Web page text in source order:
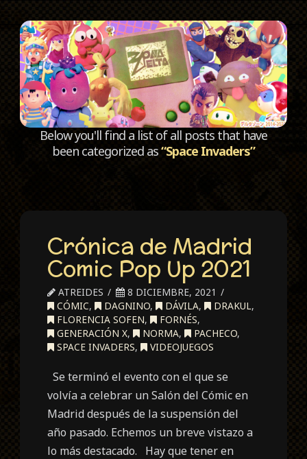
Below you'll find a list of all posts that have
been categorized as“Space Invaders”
Crónica de Madrid
Comic Pop Up 2021
ATREIDES
8 DICIEMBRE, 2021
CÓMIC, DAGNINO, DÁVILA, DRAKUL,
FLORENCIA SOFEN, FORNÉS,
GENERACIÓN X, NORMA, PACHECO,
SPACE INVADERS, VIDEOJUEGOS
Se terminó el evento con el que se
volvía a celebrar un Salón del Cómic en
Madrid después de la suspensión del
año pasado. Echemos un breve vistazo a
lo más destacado. Hay que tener en